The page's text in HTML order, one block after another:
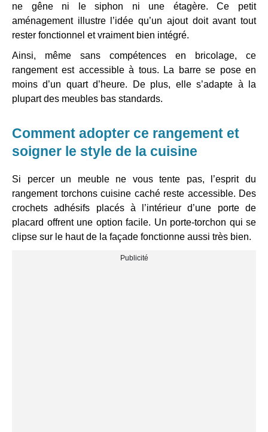
ne gêne ni le siphon ni une étagère. Ce petit
aménagement illustre l’idée qu’un ajout doit avant tout
rester fonctionnel et vraiment bien intégré.
Ainsi, même sans compétences en bricolage, ce
rangement est accessible à tous. La barre se pose en
moins d’un quart d’heure. De plus, elle s’adapte à la
plupart des meubles bas standards.
Comment adopter ce rangement et
soigner le style de la cuisine
Si percer un meuble ne vous tente pas, l’esprit du
rangement torchons cuisine caché reste accessible. Des
crochets adhésifs placés à l’intérieur d’une porte de
placard offrent une option facile. Un porte-torchon qui se
clipse sur le haut de la façade fonctionne aussi très bien.